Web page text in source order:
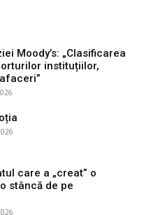
Moody’s: „Clasificarea
instituțiilor,
care a „creat” o
stâncă de pe